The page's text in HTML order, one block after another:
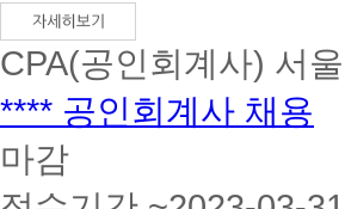
CPA(공인회계사) 서울
**** 공인회계사 채용
마감